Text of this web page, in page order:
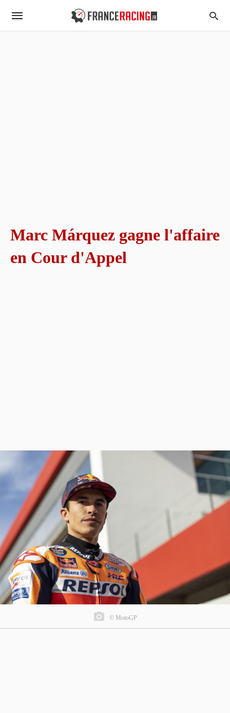
Marc Márquez gagne l'affaire
en Cour d'Appel
© MotoGP